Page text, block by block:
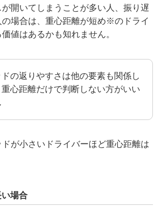
開いてしまうことが多い人、振り遅
場合は、重心距離が短め※のドライ
値はあるかも知れません。
の返りやすさは他の要素も関係し
心距離だけで判断しない方がいい
が小さいドライバーほど重心距離は
場合